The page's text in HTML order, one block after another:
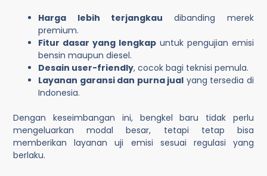
Harga lebih terjangkau dibanding merek
premium.
Fitur dasar yang lengkap untuk pengujian emisi
bensin maupun diesel.
Desain user-friendly, cocok bagi teknisi pemula.
Layanan garansi dan purna jual yang tersedia di
Indonesia.
Dengan keseimbangan ini, bengkel baru tidak perlu
mengeluarkan modal besar, tetapi tetap bisa
memberikan layanan uji emisi sesuai regulasi yang
berlaku.